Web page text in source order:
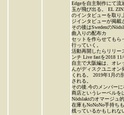
Edgeを自主制作にて
玉が飛び出る。 EL
のインタビューを取り
ジインタビューが掲載
その後はSwedenの
曲入りの配布カ
セットを作らせてもら
行っていく。
活動再開したらリリー
ンチ Live fastを2018
自主で大阪編は、オレ
んがディスクユニオン
くれる。 2019年1月
される。
その後.今のメンバー
商店というレーベルを
Nödslaktのオマージュ
在庫もNoNoNo手持ち
残っているかもしれな